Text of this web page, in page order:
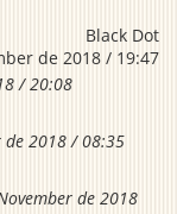
Black Dot
de 2018 / 19:47
/ 20:08
de 2018 / 08:35
de 2018